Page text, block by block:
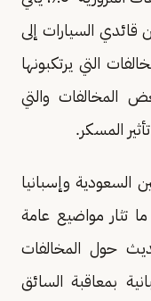
قائدي السيارات إلى
التي يرتكبونها
المخالفات والتي
المسكر.
وإسبانيا
ما تثار مواضيع عامة
حول المخالفات
بمعاقبة السائق